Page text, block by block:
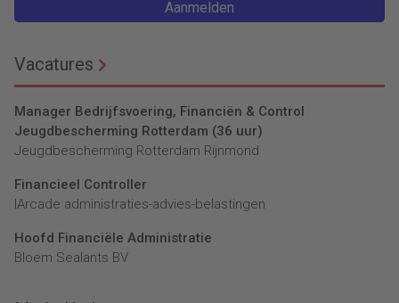
Aanmelden
Vacatures
Manager Bedrijfsvoering, Financiën & Control
Jeugdbescherming Rotterdam (36 uur)
Jeugdbescherming Rotterdam Rijnmond
Financieel Controller
lArcade administraties-advies-belastingen
Hoofd Financiële Administratie
Bloem Sealants BV